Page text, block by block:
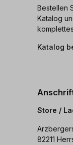
Bestellen
Katalog
Katalog
Store /
82211